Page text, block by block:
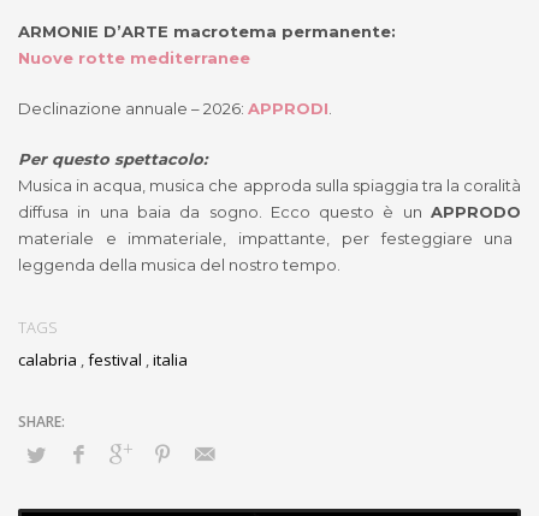
ARMONIE D’ARTE macrotema permanente:
Nuove rotte mediterranee
Declinazione annuale – 2026: APPRODI.
Per questo spettacolo:
Musica in acqua, musica che approda sulla spiaggia tra la coralità
diffusa in una baia da sogno. Ecco questo è un APPRODO
materiale e immateriale, impattante, per festeggiare una
leggenda della musica del nostro tempo.
TAGS
calabria ,festival ,italia